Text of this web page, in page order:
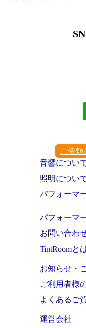
ご依
音響につい
照明につい
パフォーマ
パフォーマ
お問い合わ
TintRoomと
お知らせ・
ご利用者様
よくあるご
運営会社